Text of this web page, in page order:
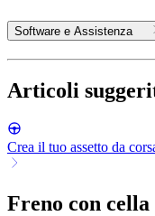
Software e Assistenza
Articoli
Crea il tuo assetto da
Freno con